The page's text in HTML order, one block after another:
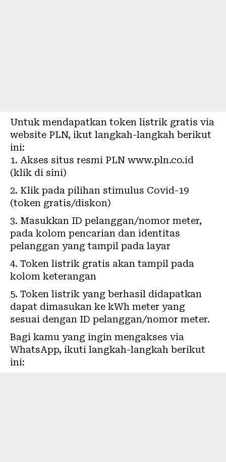
Untuk mendapatkan token listrik gratis via
website PLN, ikut langkah-langkah berikut
ini:
Akses situs resmi PLN www.pln.co.id
(klik di sini)
Klik pada pilihan stimulus Covid-19
(token gratis/diskon)
Masukkan ID pelanggan/nomor meter,
pada kolom pencarian dan identitas
pelanggan yang tampil pada layar
Token listrik gratis akan tampil pada
kolom keterangan
Token listrik yang berhasil didapatkan
dapat dimasukan ke kWh meter yang
sesuai dengan ID pelanggan/nomor meter.
Bagi kamu yang ingin mengakses via
WhatsApp, ikuti langkah-langkah berikut
ini: